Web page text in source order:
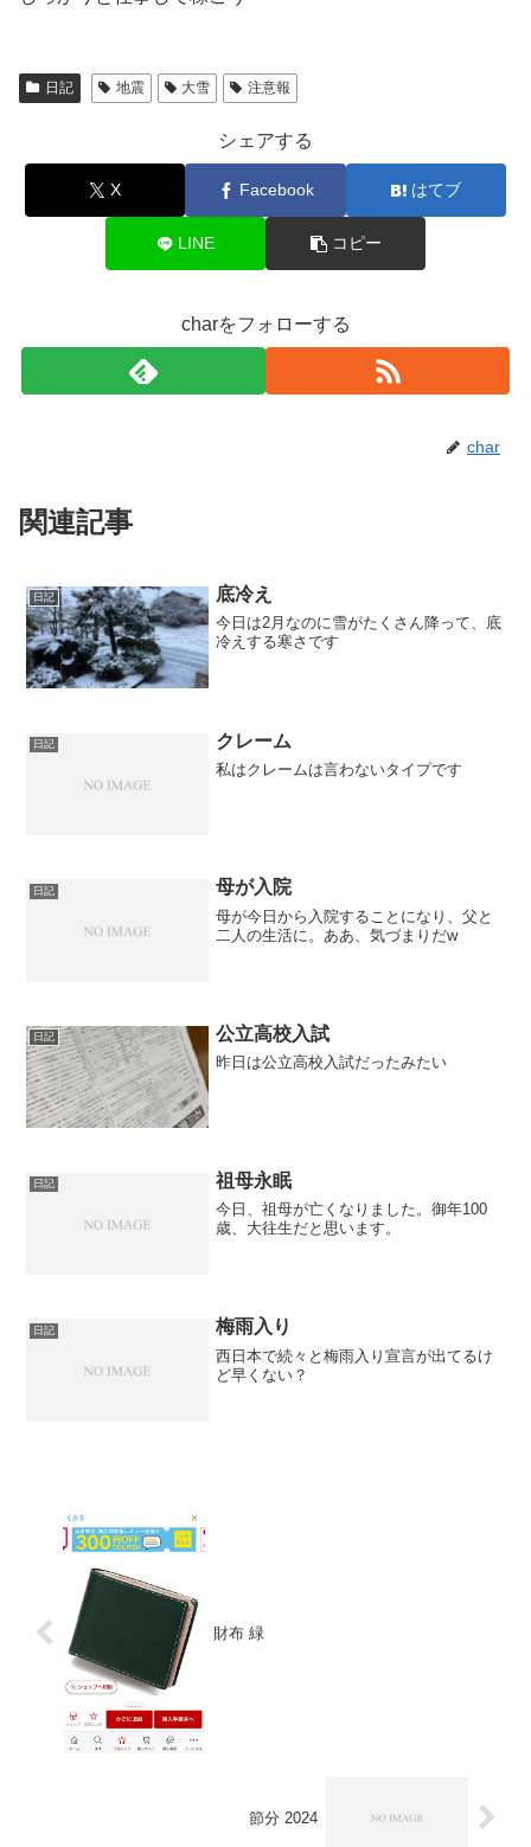
日記 地震 大雪 注意報
シェアする
X Facebook はてブ
LINE コピー
charをフォローする
char
関連記事
日記 底冷え
今日は2月なのに雪がたくさん降って、底
冷えする寒さです
日記 クレーム
私はクレームは言わないタイプです
日記 母が入院
母が今日から入院することになり、父と
二人の生活に。ああ、気づまりだw
日記 公立高校入試
昨日は公立高校入試だったみたい
日記 祖母永眠
今日、祖母が亡くなりました。御年100
歳、大往生だと思います。
日記 梅雨入り
西日本で続々と梅雨入り宣言が出てるけ
ど早くない？
財布 緑
節分 2024